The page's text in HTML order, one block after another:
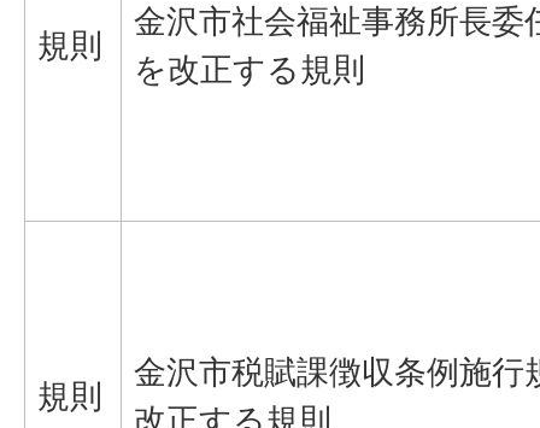
規則
金沢市社会福祉事務所長委
を改正する規則
規則
金沢市税賦課徴収条例施行